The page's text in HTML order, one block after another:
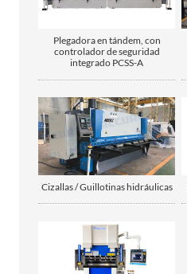
Plegadora en tándem, con
controlador de seguridad
integrado PCSS-A
Cizallas / Guillotinas hidráulicas